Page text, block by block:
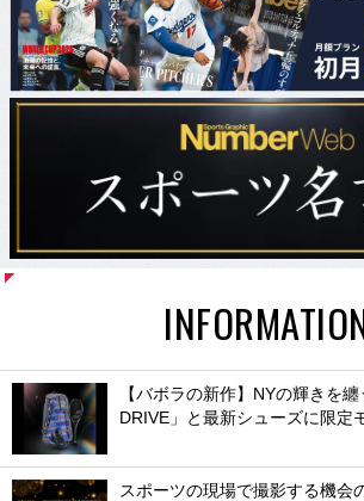
【バボラの新作】NYの輝きを
DRIVE」と最新シューズに限定
スポーツの現場で撮影する機会